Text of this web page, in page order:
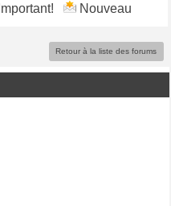
Important!
Nouveau
Retour à la liste des forums